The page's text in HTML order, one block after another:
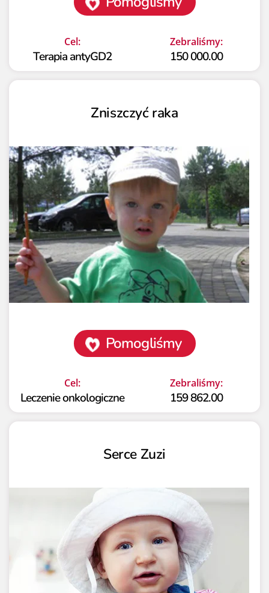
Cel:
Terapia antyGD2
Zebraliśmy:
150 000.00
Zniszczyć raka
Pomogliśmy
Cel:
Leczenie onkologiczne
Zebraliśmy:
159 862.00
Serce Zuzi